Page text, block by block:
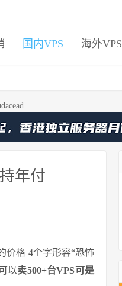
国内VPS 海外VPS
年付
价格 4个字形容“恐怖
以卖500+台VPS可是